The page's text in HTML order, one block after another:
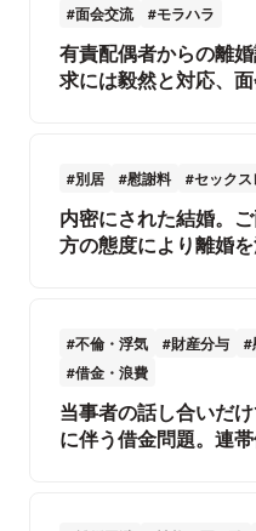
面会交流
モラハラ
有責配偶者からの離
求には毅然と対応、面
別居 慰謝料 セックス
内密にされた結婚。
方の態度により離婚を
不倫・浮気 財産分与
借金・浪費
当事者の話し合いだ
に伴う借金問題。連